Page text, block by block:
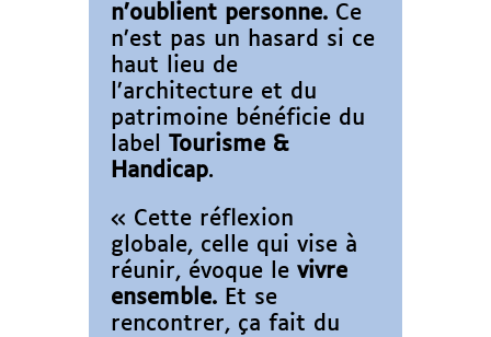
n’oublient personne.Ce
n’est pas un hasard si ce
haut lieu de
l’architecture et du
patrimoine bénéficie du
label Tourisme &
Handicap.
« Cette réflexion
globale, celle qui vise à
réunir, évoque le vivre
ensemble.Et se
rencontrer, ça fait du